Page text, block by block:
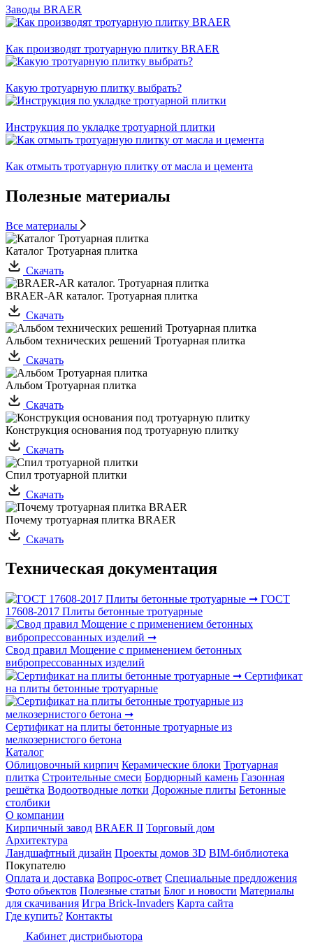
Заводы BRAER
Как производят тротуарную плитку BRAER
Какую тротуарную плитку выбрать?
Инструкция по укладке тротуарной плитки
Как отмыть тротуарную плитку от масла и цемента
Полезные материалы
Все материалы
Каталог Тротуарная плитка
Скачать
BRAER-AR каталог. Тротуарная плитка
Скачать
Альбом технических решений Тротуарная плитка
Скачать
Альбом Тротуарная плитка
Скачать
Конструкция основания под тротуарную плитку
Скачать
Спил тротуарной плитки
Скачать
Почему тротуарная плитка BRAER
Скачать
Техническая документация
ГОСТ
17608-2017 Плиты бетонные тротуарные
Свод правил Мощение с применением бетонных
вибропрессованных изделий
Сертификат
на плиты бетонные тротуарные
Сертификат на плиты бетонные тротуарные из
мелкозернистого бетона
Каталог
Облицовочный кирпич Керамические блоки Тротуарная
плитка Строительные смеси Бордюрный камень Газонная
решётка Водоотводные лотки Дорожные плиты Бетонные
столбики
О компании
Кирпичный завод BRAER II Торговый дом
Архитектура
Ландшафтный дизайн Проекты домов 3D BIM-библиотека
Покупателю
Оплата и доставка Вопрос-ответ Специальные предложения
Фото объектов Полезные статьи Блог и новости Материалы
для скачивания Игра Brick-Invaders Карта сайта
Где купить? Контакты
Кабинет дистрибьютора